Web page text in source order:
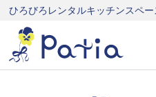
ひろびろレンタルキッチンスペー